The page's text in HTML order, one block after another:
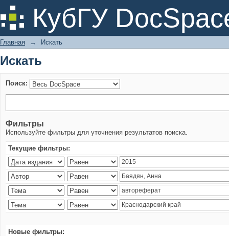
КубГУ
Искать
Главная → Искать
Искать
Поиск:
Фильтры
Используйте фильтры для уточнения результатов поиска.
Текущие фильтры:
Новые фильтры: